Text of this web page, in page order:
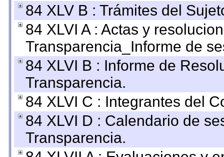
84 XLV B : Trámites del
84 XLVI A : Actas y
Transparencia_Informe de
84 XLVI B : Informe de
Transparencia.
84 XLVI C : Integrantes del
84 XLVI D : Calendario de
Transparencia.